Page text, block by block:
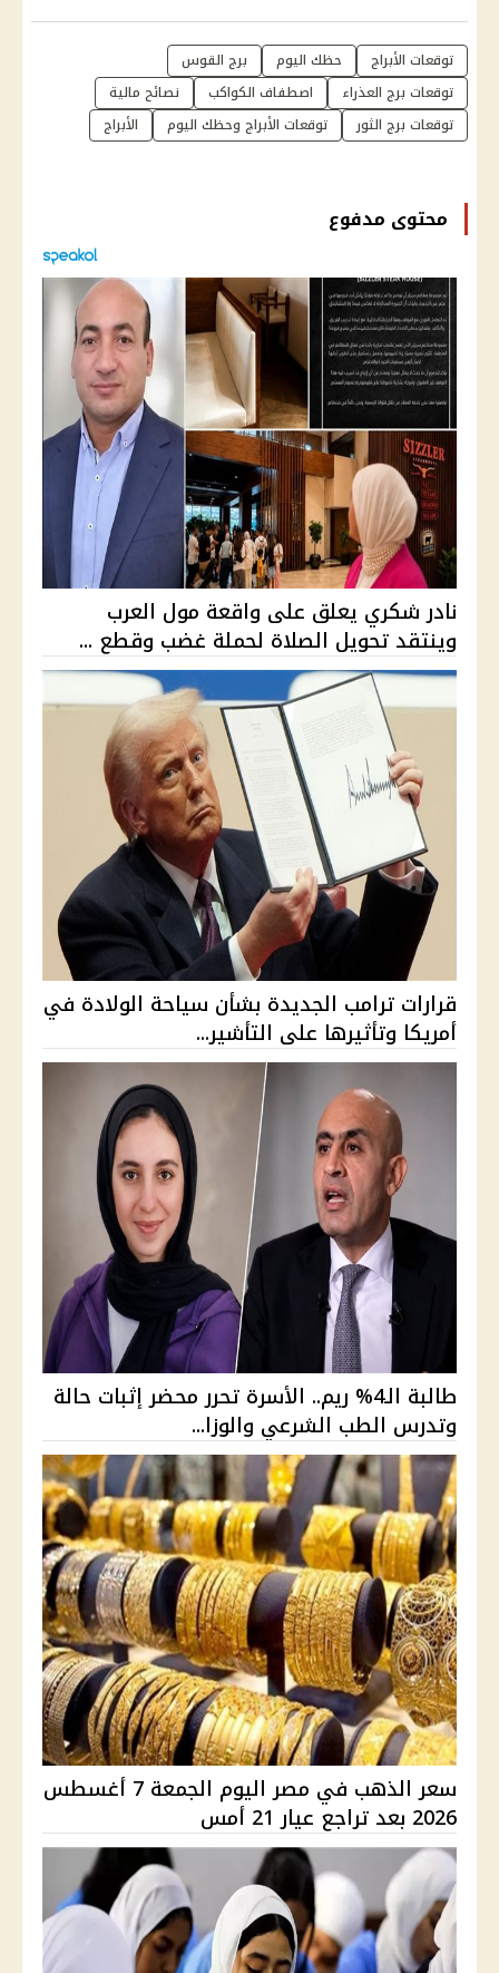
توقعات الأبراج حظك اليوم
برج القوس
توقعات برج العذراء
اصطفاف الكواكب
نصائح مالية
توقعات برج الثور
توقعات الأبراج وحظك اليوم الأبراج
محتوى مدفوع
نادر شكري يعلق على واقعة مول العرب
وينتقد تحويل الصلاة لحملة غضب وقطع ...
قرارات ترامب الجديدة بشأن سياحة الولادة في
أمريكا وتأثيرها على التأشير...
طالبة الـ4% ريم.. الأسرة تحرر محضر إثبات حالة
وتدرس الطب الشرعي والوزا...
سعر الذهب في مصر اليوم الجمعة 7 أغسطس
2026 بعد تراجع عيار 21 أمس